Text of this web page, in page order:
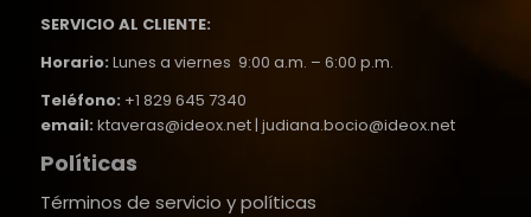
SERVICIO AL CLIENTE:
Horario: Lunes a viernes 9:00 a.m. – 6:00 p.m.
Teléfono: +1 829 645 7340
email: ktaveras@ideox.net | judiana.bocio@ideox.net
Políticas
Términos de servicio y políticas